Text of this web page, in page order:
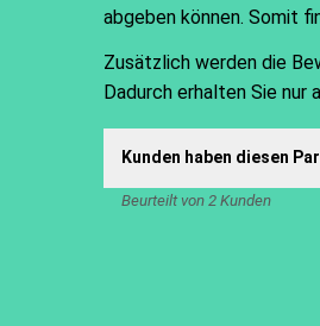
abgeben können. Somit
Zusätzlich werden die
Dadurch erhalten Sie
Kunden haben diesen
Beurteilt von 2 Kunden